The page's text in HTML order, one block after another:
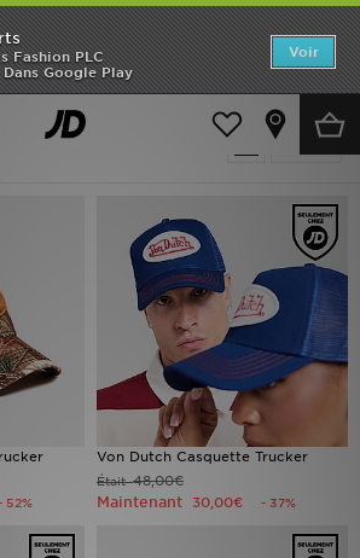
Fashion PLC
Google Play
Voir
Von Dutch
52%
Von Dutch Casquette Trucker
Était48,00€
Maintenant 30,00€ - 37%